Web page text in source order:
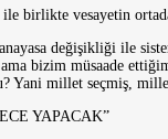
birlikte vesayetin
değişikliği ile
bizim müsaade
Yani millet seçmiş,
YAPACAK”